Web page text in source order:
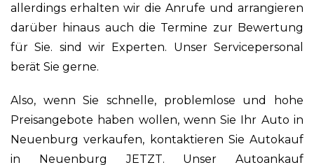
allerdings erhalten wir die Anrufe und arrangieren
darüber hinaus auch die Termine zur Bewertung
für Sie. sind wir Experten. Unser Servicepersonal
berät Sie gerne.
Also, wenn Sie schnelle, problemlose und hohe
Preisangebote haben wollen, wenn Sie Ihr Auto in
Neuenburg verkaufen, kontaktieren Sie Autokauf
in Neuenburg JETZT. Unser Autoankauf